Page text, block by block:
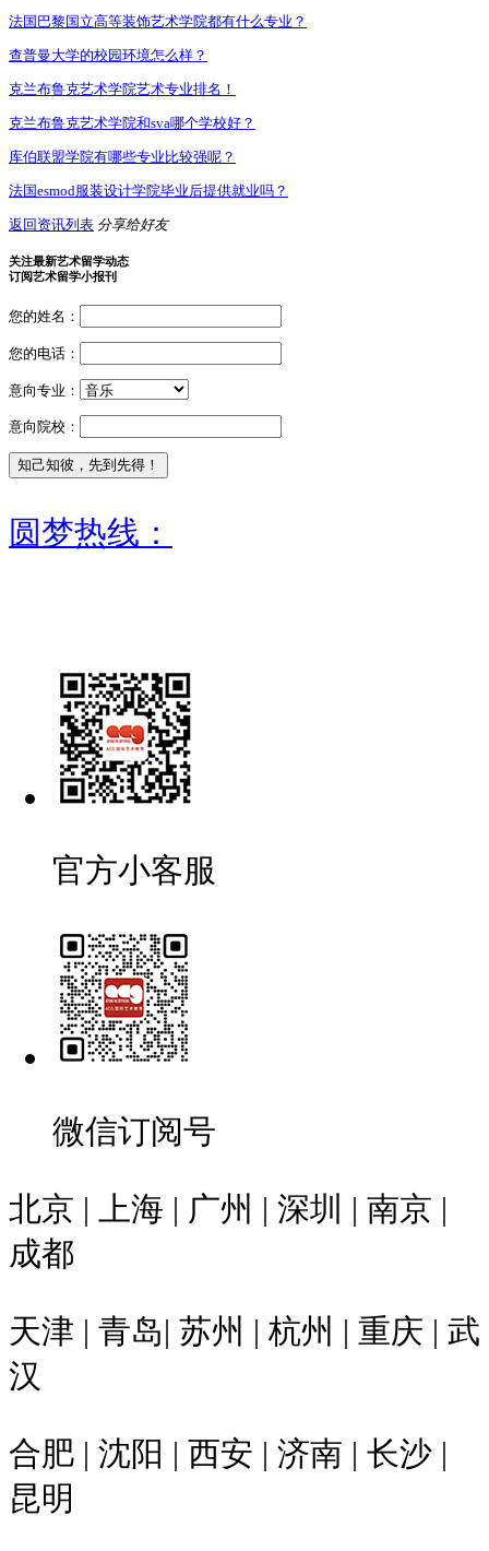
法国巴黎国立高等装饰艺术学院都有什么专业？
查普曼大学的校园环境怎么样？
克兰布鲁克艺术学院艺术专业排名！
克兰布鲁克艺术学院和sva哪个学校好？
库伯联盟学院有哪些专业比较强呢？
法国esmod服装设计学院毕业后提供就业吗？
返回资讯列表 分享给好友
关注最新艺术留学动态
订阅艺术留学小报刊
您的姓名：
您的电话：
意向专业：
意向院校：
圆梦热线：
官方小客服
微信订阅号
北京 | 上海 | 广州 | 深圳 | 南京 |
成都
天津 | 青岛| 苏州 | 杭州 | 重庆 | 武
汉
合肥 | 沈阳 | 西安 | 济南 | 长沙 |
昆明